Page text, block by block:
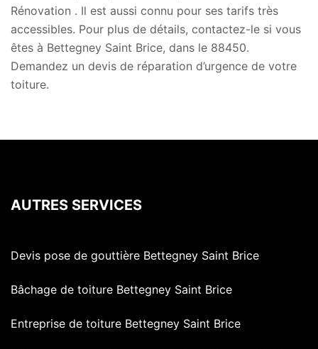
Rénovation . Il est aussi connu pour ses tarifs très
accessibles. Pour plus de détails, contactez-le si vous
êtes à Bettegney Saint Brice, dans le 88450.
Demandez un devis de réparation d’urgence de votre
toiture.
AUTRES SERVICES
Devis pose de gouttière Bettegney Saint Brice
Bâchage de toiture Bettegney Saint Brice
Entreprise de toiture Bettegney Saint Brice